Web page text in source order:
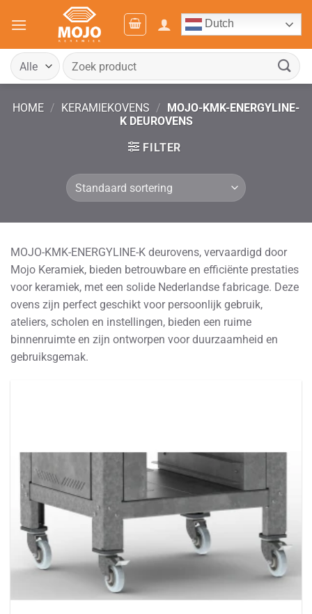
naar
Dutch
Zoeken
naar:
HOME / KERAMIEKOVENS / MOJO-KMK-ENERGYLINE-
K DEUROVENS
FILTER
MOJO-KMK-ENERGYLINE-K deurovens, vervaardigd door
Mojo Keramiek, bieden betrouwbare en efficiënte prestaties
voor keramiek, met een solide Nederlandse fabricage. Deze
ovens zijn perfect geschikt voor persoonlijk gebruik,
ateliers, scholen en instellingen, bieden een ruime
binnenruimte en zijn ontworpen voor duurzaamheid en
gebruiksgemak.